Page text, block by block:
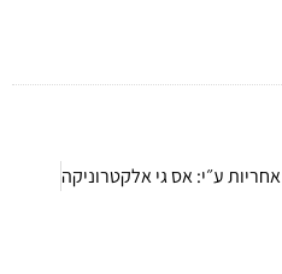
אחריות ע״י: אס גי אלקטרוניקה